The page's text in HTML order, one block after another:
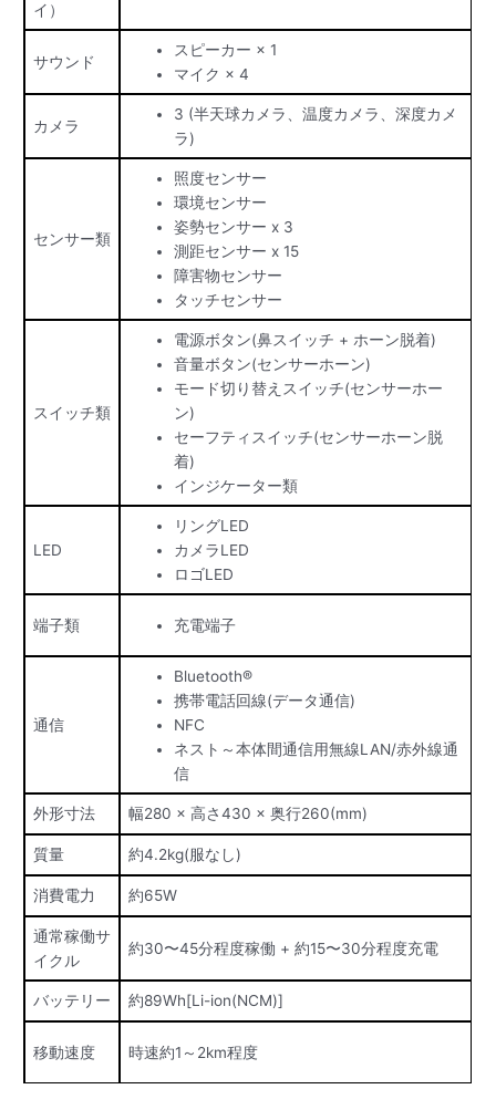
イ）
サウンド
スピーカー × 1
マイク × 4
カメラ
3 (半天球カメラ、温度カメラ、深度カメ
ラ)
センサー類
照度センサー
環境センサー
姿勢センサー x 3
測距センサー x 15
障害物センサー
タッチセンサー
スイッチ類
電源ボタン(鼻スイッチ + ホーン脱着)
音量ボタン(センサーホーン)
モード切り替えスイッチ(センサーホー
ン)
セーフティスイッチ(センサーホーン脱
着)
インジケーター類
LED
リングLED
カメラLED
ロゴLED
端子類 充電端子
通信
Bluetooth®
携帯電話回線(データ通信)
NFC
ネスト～本体間通信用無線LAN/赤外線通
信
外形寸法 幅280 × 高さ430 × 奥行260(mm)
質量 約4.2kg(服なし)
消費電力 約65W
通常稼働サ
イクル
約30〜45分程度稼働 + 約15〜30分程度充電
バッテリー 約89Wh[Li-ion(NCM)]
移動速度 時速約1～2km程度